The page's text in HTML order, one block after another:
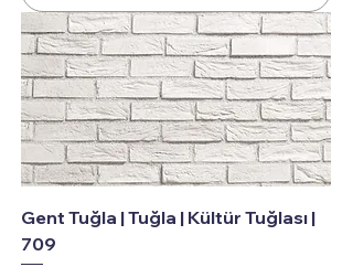
r
k
a
r
e
b
a
ş
ı
n
₺
8
Gent Tuğla | Tuğla | Kültür Tuğlası |
709